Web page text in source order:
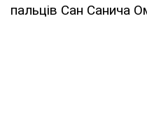
пальців Сан Санича